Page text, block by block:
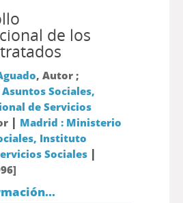
de los
, Autor ;
Sociales,
de Servicios
| Madrid : Ministerio
Instituto
Sociales|